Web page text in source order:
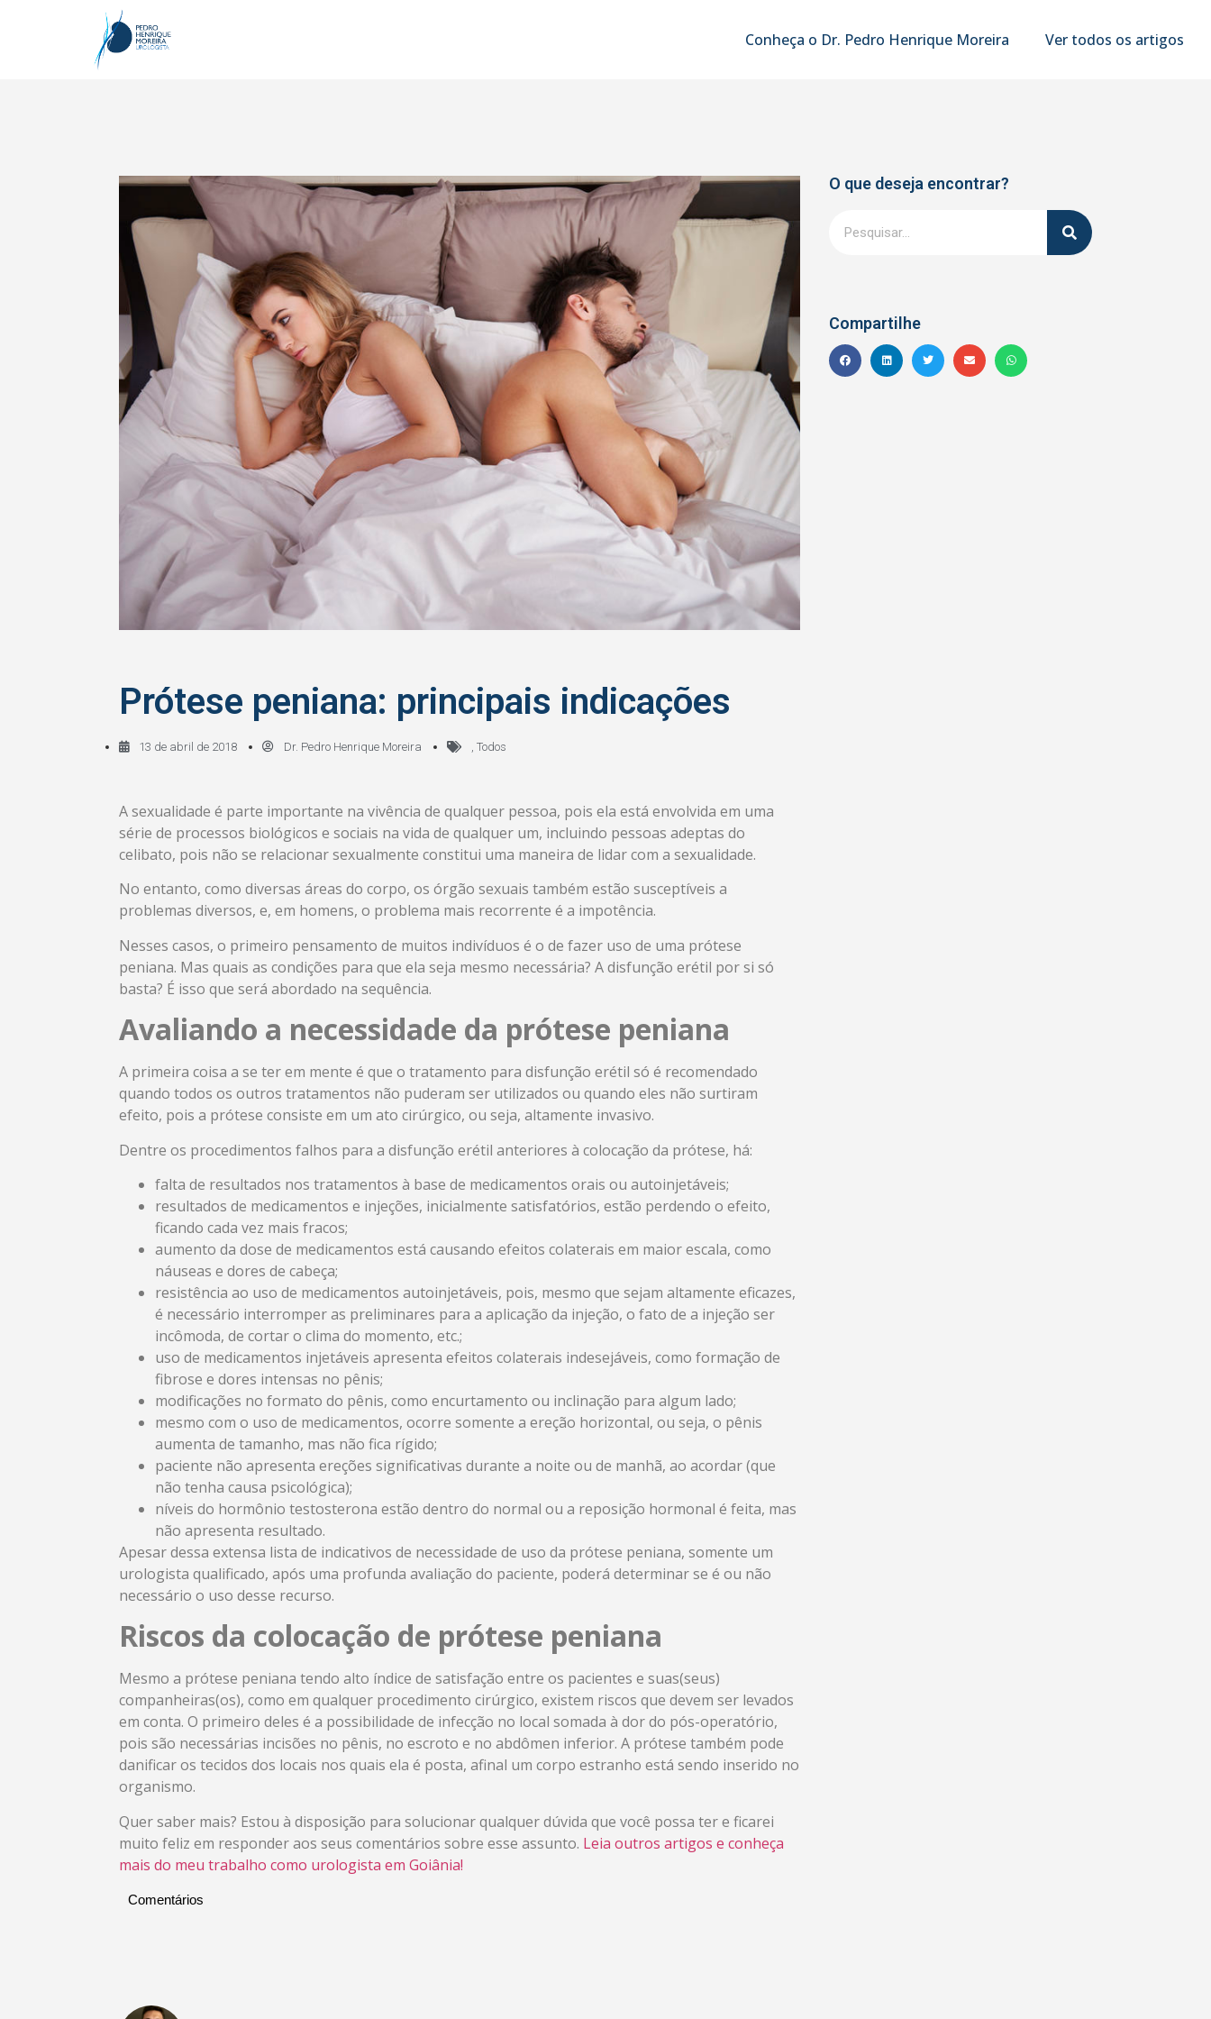
Conheça o Dr. Pedro Henrique Moreira Ver todos os artigos
Prótese peniana: principais indicações
13 de abril de 2018 Dr. Pedro Henrique Moreira Todos
A sexualidade é parte importante na vivência de qualquer pessoa, pois ela está envolvida em uma
série de processos biológicos e sociais na vida de qualquer um, incluindo pessoas adeptas do
celibato, pois não se relacionar sexualmente constitui uma maneira de lidar com a sexualidade.
No entanto, como diversas áreas do corpo, os órgão sexuais também estão susceptíveis a
problemas diversos, e, em homens, o problema mais recorrente é a impotência.
Nesses casos, o primeiro pensamento de muitos indivíduos é o de fazer uso de uma prótese
peniana. Mas quais as condições para que ela seja mesmo necessária? A disfunção erétil por si só
basta? É isso que será abordado na sequência.
Avaliando a necessidade da prótese peniana
A primeira coisa a se ter em mente é que o tratamento para disfunção erétil só é recomendado
quando todos os outros tratamentos não puderam ser utilizados ou quando eles não surtiram
efeito, pois a prótese consiste em um ato cirúrgico, ou seja, altamente invasivo.
Dentre os procedimentos falhos para a disfunção erétil anteriores à colocação da prótese, há:
falta de resultados nos tratamentos à base de medicamentos orais ou autoinjetáveis;
resultados de medicamentos e injeções, inicialmente satisfatórios, estão perdendo o efeito,
ficando cada vez mais fracos;
aumento da dose de medicamentos está causando efeitos colaterais em maior escala, como
náuseas e dores de cabeça;
resistência ao uso de medicamentos autoinjetáveis, pois, mesmo que sejam altamente eficazes,
é necessário interromper as preliminares para a aplicação da injeção, o fato de a injeção ser
incômoda, de cortar o clima do momento, etc.;
uso de medicamentos injetáveis apresenta efeitos colaterais indesejáveis, como formação de
fibrose e dores intensas no pênis;
modificações no formato do pênis, como encurtamento ou inclinação para algum lado;
mesmo com o uso de medicamentos, ocorre somente a ereção horizontal, ou seja, o pênis
aumenta de tamanho, mas não fica rígido;
paciente não apresenta ereções significativas durante a noite ou de manhã, ao acordar (que
não tenha causa psicológica);
níveis do hormônio testosterona estão dentro do normal ou a reposição hormonal é feita, mas
não apresenta resultado.
Apesar dessa extensa lista de indicativos de necessidade de uso da prótese peniana, somente um
urologista qualificado, após uma profunda avaliação do paciente, poderá determinar se é ou não
necessário o uso desse recurso.
Riscos da colocação de prótese peniana
Mesmo a prótese peniana tendo alto índice de satisfação entre os pacientes e suas(seus)
companheiras(os), como em qualquer procedimento cirúrgico, existem riscos que devem ser levados
em conta. O primeiro deles é a possibilidade de infecção no local somada à dor do pós-operatório,
pois são necessárias incisões no pênis, no escroto e no abdômen inferior. A prótese também pode
danificar os tecidos dos locais nos quais ela é posta, afinal um corpo estranho está sendo inserido no
organismo.
Quer saber mais? Estou à disposição para solucionar qualquer dúvida que você possa ter e ficarei
muito feliz em responder aos seus comentários sobre esse assunto. Leia outros artigos e conheça
mais do meu trabalho como urologista em Goiânia!
Comentários
O que deseja encontrar?
Compartilhe